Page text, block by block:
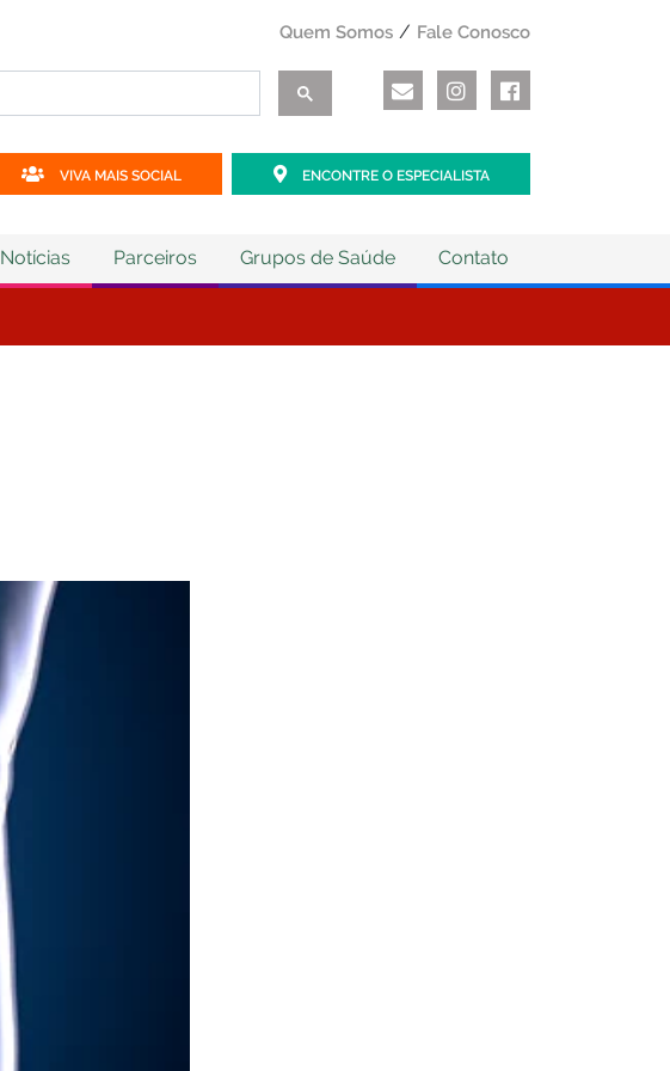
Quem Somos Fale Conosco
VIVA MAIS SOCIAL ENCONTRE O ESPECIALISTA
Notícias Parceiros Grupos de Saúde Contato